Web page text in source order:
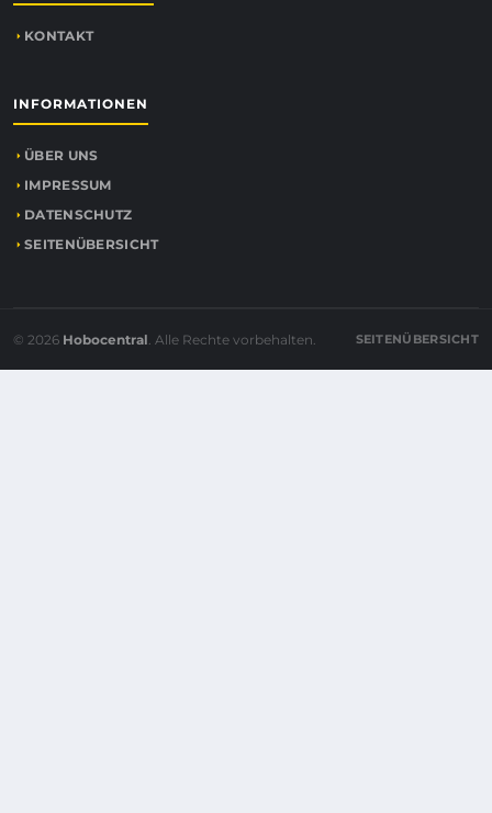
KONTAKT
INFORMATIONEN
ÜBER UNS
IMPRESSUM
DATENSCHUTZ
SEITENÜBERSICHT
© 2026 Hobocentral. Alle Rechte vorbehalten. SEITENÜBERSICHT